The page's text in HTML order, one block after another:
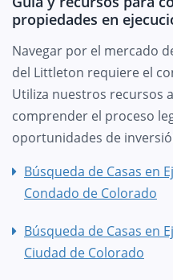
propiedades en
Navegar por el mercado
del Littleton requiere el
Utiliza nuestros recursos
comprender el proceso
oportunidades de
Búsqueda de Casas en
Condado de Colorado
Búsqueda de Casas en
Ciudad de Colorado